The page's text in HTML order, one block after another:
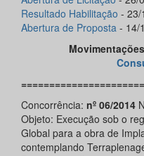
Resultado Habilitação - 23/
Abertura de Proposta - 14/
Concorrência: nº 06/2014
Objeto: Execução sob o
Global para a obra de
contemplando